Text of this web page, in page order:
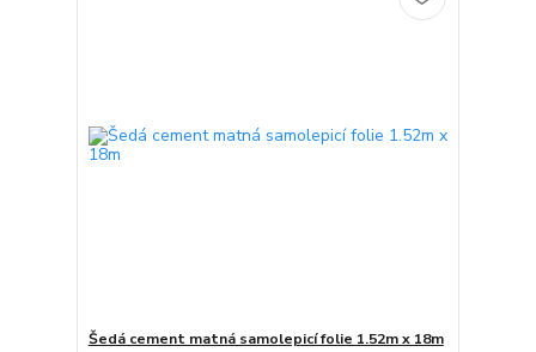
Šedá cement matná samolepicí folie 1.52m x 18m